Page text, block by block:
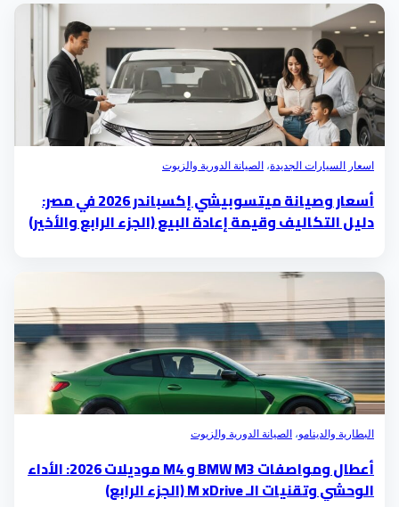
اسعار السيارات الجديدة،الصيانة الدورية والزيوت
أسعار وصيانة ميتسوبيشي إكسباندر 2026 في مصر:
دليل التكاليف وقيمة إعادة البيع (الجزء الرابع والأخير)
البطارية والدينامو،الصيانة الدورية والزيوت
أعطال ومواصفات BMW M3 و M4 موديلات 2026: الأداء
الوحشي وتقنيات الـ M xDrive (الجزء الرابع)